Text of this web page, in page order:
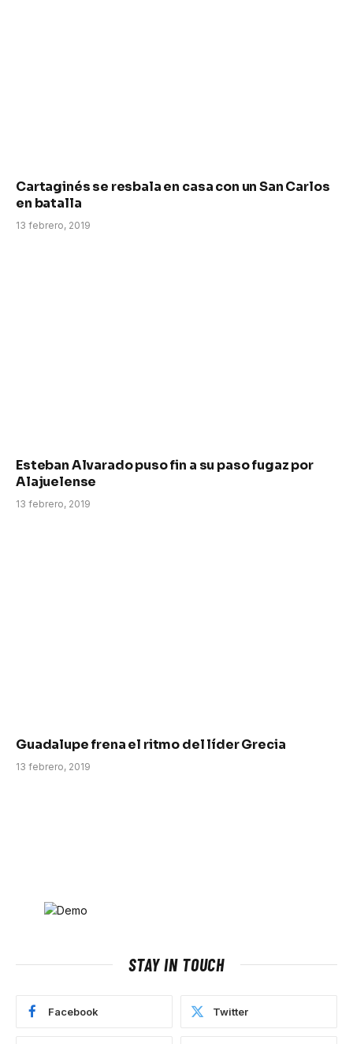
Cartaginés se resbala en casa con un San Carlos
en batalla
13 febrero, 2019
Esteban Alvarado puso fin a su paso fugaz por
Alajuelense
13 febrero, 2019
Guadalupe frena el ritmo del líder Grecia
13 febrero, 2019
STAY IN TOUCH
Facebook Twitter